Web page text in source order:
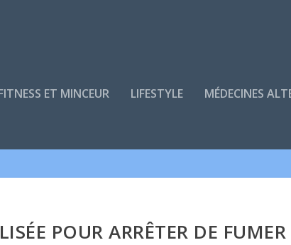
ET MINCEUR LIFESTYLE MÉDECINES
POUR ARRÊTER DE FUMER